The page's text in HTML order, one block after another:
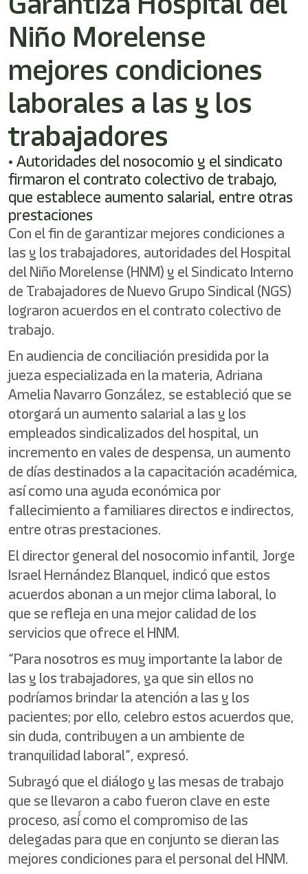
activates
the
screen
help
navigate
and
interact
the
content.
Niño Morelense
mejores condiciones
laborales a las y los
trabajadores
• Autoridades del nosocomio y el sindicato
firmaron el contrato colectivo de trabajo,
que establece aumento salarial, entre otras
prestaciones
Con el fin de garantizar mejores condiciones a
las y los trabajadores, autoridades del Hospital
del Niño Morelense (HNM) y el Sindicato Interno
de Trabajadores de Nuevo Grupo Sindical (NGS)
lograron acuerdos en el contrato colectivo de
trabajo.
En audiencia de conciliación presidida por la
jueza especializada en la materia, Adriana
Amelia Navarro González, se estableció que se
otorgará un aumento salarial a las y los
empleados sindicalizados del hospital, un
incremento en vales de despensa, un aumento
de días destinados a la capacitación académica,
así como una ayuda económica por
fallecimiento a familiares directos e indirectos,
entre otras prestaciones.
El director general del nosocomio infantil, Jorge
Israel Hernández Blanquel, indicó que estos
acuerdos abonan a un mejor clima laboral, lo
que se refleja en una mejor calidad de los
servicios que ofrece el HNM.
“Para nosotros es muy importante la labor de
las y los trabajadores, ya que sin ellos no
podríamos brindar la atención a las y los
pacientes; por ello, celebro estos acuerdos que,
sin duda, contribuyen a un ambiente de
tranquilidad laboral”, expresó.
Subrayó que el diálogo y las mesas de trabajo
que se llevaron a cabo fueron clave en este
proceso, así́ como el compromiso de las
delegadas para que en conjunto se dieran las
mejores condiciones para el personal del HNM.